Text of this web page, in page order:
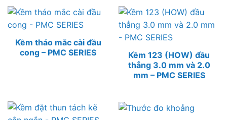
Kềm tháo mắc cài đầu
cong – PMC SERIES
Kềm 123 (HOW) đầu
thẳng 3.0 mm và 2.0
mm – PMC SERIES